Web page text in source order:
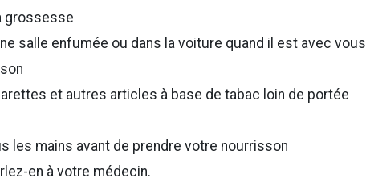
grossesse
salle enfumée ou dans la voiture quand il est avec vous
et autres articles à base de tabac loin de portée
les mains avant de prendre votre nourrisson
en à votre médecin.